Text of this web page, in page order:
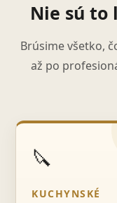
Nie sú to
Brúsime všetko,
až po
🔪
KUCHYNSKÉ